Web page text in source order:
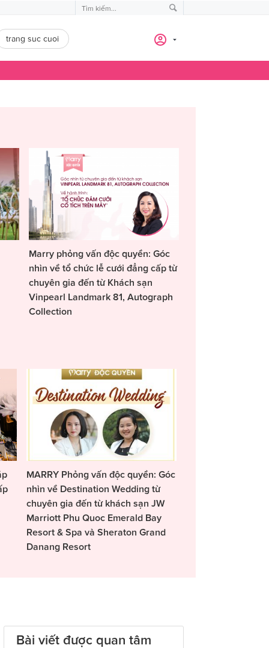
trang suc cuoi
Marry phỏng vấn độc quyền: Góc
nhìn về tổ chức lễ cưới đẳng cấp từ
chuyên gia đến từ Khách sạn
Vinpearl Landmark 81, Autograph
Collection
MARRY Phỏng vấn độc quyền: Góc
nhìn về Destination Wedding từ
chuyên gia đến từ khách sạn JW
Marriott Phu Quoc Emerald Bay
Resort & Spa và Sheraton Grand
Danang Resort
Bài viết được quan tâm